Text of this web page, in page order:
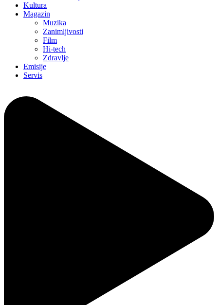
Kultura
Magazin
Muzika
Zanimljivosti
Film
Hi-tech
Zdravlje
Emisije
Servis